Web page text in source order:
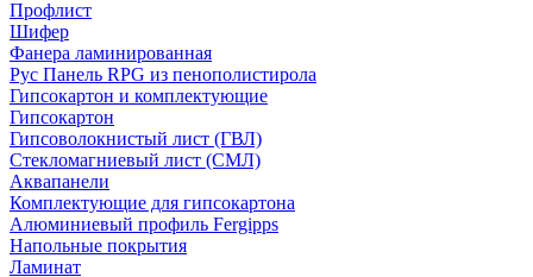
Профлист
Шифер
Фанера ламинированная
Рус Панель RPG из пенополистирола
Гипсокартон и комплектующие
Гипсокартон
Гипсоволокнистый лист (ГВЛ)
Стекломагниевый лист (СМЛ)
Аквапанели
Комплектующие для гипсокартона
Алюминиевый профиль Fergipps
Напольные покрытия
Ламинат